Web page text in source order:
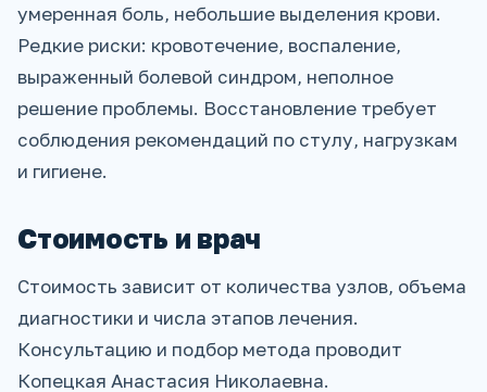
умеренная боль, небольшие выделения крови.
Редкие риски: кровотечение, воспаление,
выраженный болевой синдром, неполное
решение проблемы. Восстановление требует
соблюдения рекомендаций по стулу, нагрузкам
и гигиене.
Стоимость и врач
Стоимость зависит от количества узлов, объема
диагностики и числа этапов лечения.
Консультацию и подбор метода проводит
Копецкая Анастасия Николаевна.